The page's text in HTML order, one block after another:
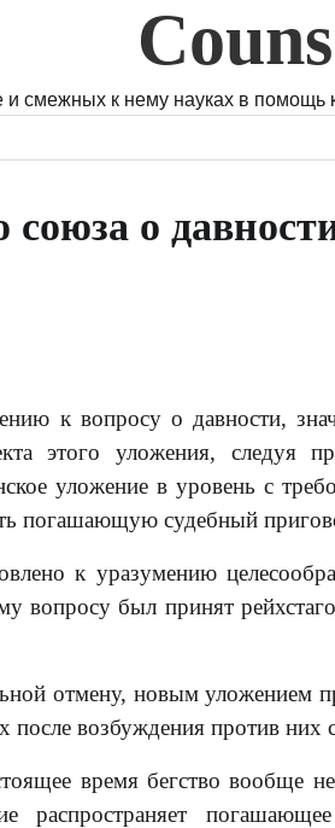
и смежных к нему науках в помощь
о
к вопросу о давности,
этого уложения, следуя
уложение в уровень с
погашающую судебный
к уразумению
вопросу был принят
отмену, новым уложением
возбуждения против них
время бегство вообще не
распространяет